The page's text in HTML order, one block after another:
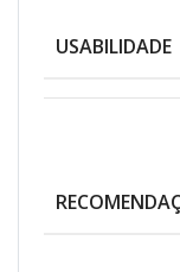
USABILIDADE